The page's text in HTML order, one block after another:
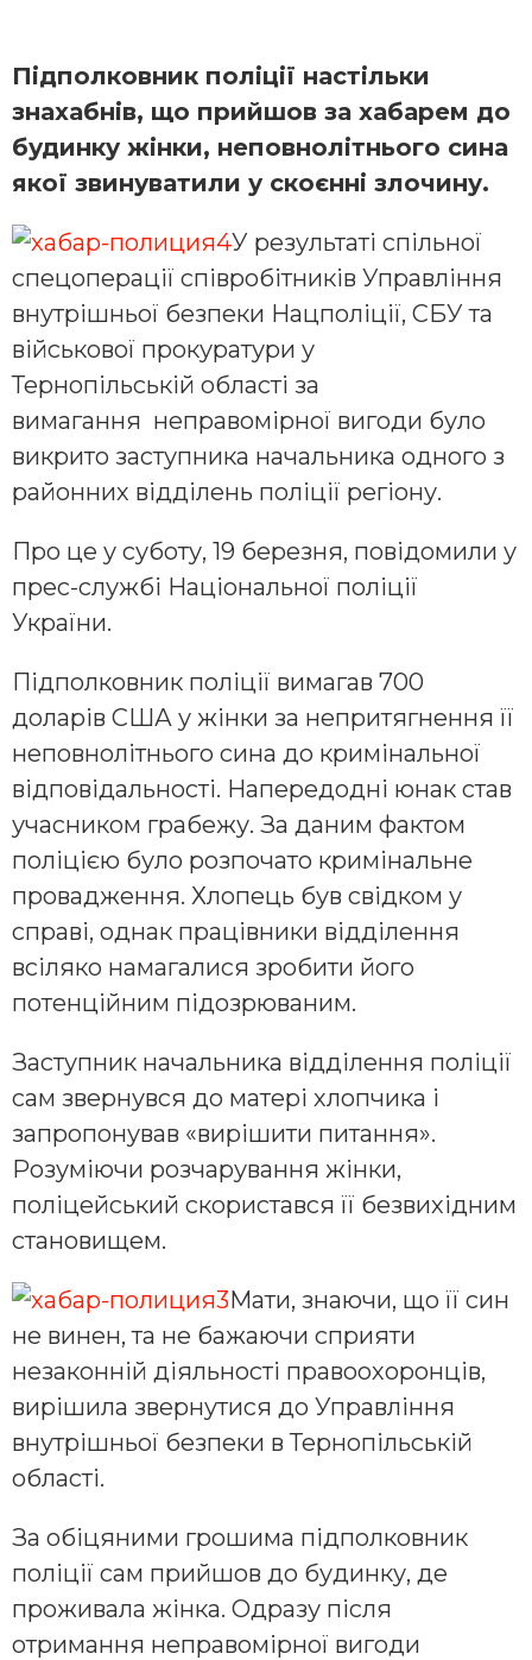
Підполковник поліції настільки
знахабнів, що прийшов за хабарем до
будинку жінки, неповнолітнього сина
якої звинуватили у скоєнні злочину.
У результаті спільної
спецоперації співробітників Управління
внутрішньої безпеки Нацполіції, СБУ та
військової прокуратури у
Тернопільській області за
вимагання неправомірної вигоди було
викрито заступника начальника одного з
районних відділень поліції регіону.
Про це у суботу, 19 березня, повідомили у
прес-службі Національної поліції
України.
Підполковник поліції вимагав 700
доларів США у жінки за непритягнення її
неповнолітнього сина до кримінальної
відповідальності. Напередодні юнак став
учасником грабежу. За даним фактом
поліцією було розпочато кримінальне
провадження. Хлопець був свідком у
справі, однак працівники відділення
всіляко намагалися зробити його
потенційним підозрюваним.
Заступник начальника відділення поліції
сам звернувся до матері хлопчика і
запропонував «вирішити питання».
Розуміючи розчарування жінки,
поліцейський скористався її безвихідним
становищем.
Мати, знаючи, що її син
не винен, та не бажаючи сприяти
незаконній діяльності правоохоронців,
вирішила звернутися до Управління
внутрішньої безпеки в Тернопільській
області.
За обіцяними грошима підполковник
поліції сам прийшов до будинку, де
проживала жінка. Одразу після
отримання неправомірної вигоди